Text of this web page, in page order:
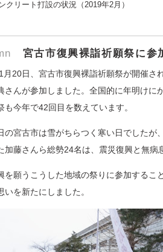
クリート打設の状況（2019年2月）
宮古市復興裸詣祈願祭に参
月20日、宮古市復興裸詣祈願祭が開催さ
さんが参加しました。全国的に年明け
も今年で42回目を数えています。
の宮古市は雪がちらつく寒い日でしたが
加藤さんら総勢24名は、震災復興と無
を願うこうした地域の祭りに参加するこ
いを新たにしました。